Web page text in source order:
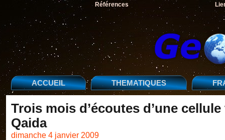
Références
ACCUEIL THEMATIQUES
Trois mois d’écoutes d’une
Qaida
dimanche 4 janvier 2009